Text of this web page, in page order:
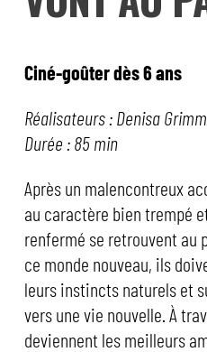
Ciné-goûter dès 6 ans
Réalisateurs : Denisa
Durée : 85 min
Après un malencontreux
au caractère bien trempé
renfermé se retrouvent au
ce monde nouveau, ils
leurs instincts naturels et
vers une vie nouvelle. À
deviennent les meilleurs